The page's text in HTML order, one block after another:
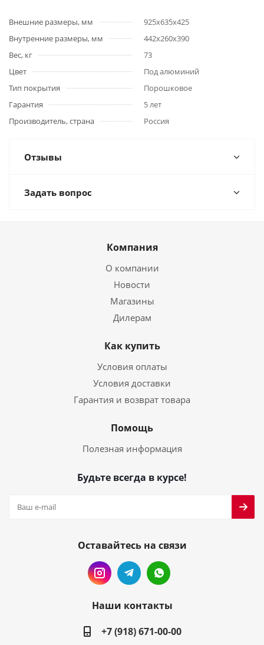
Внешние размеры, мм
925х635х425
Внутренние размеры, мм
442х260х390
Вес, кг
73
Цвет
Под алюминий
Тип покрытия
Порошковое
Гарантия
5 лет
Производитель, страна
Россия
Отзывы
Задать вопрос
Компания
О компании
Новости
Магазины
Дилерам
Как купить
Условия оплаты
Условия доставки
Гарантия и возврат товара
Помощь
Полезная информация
Будьте всегда в курсе!
Оставайтесь на связи
Наши контакты
+7 (918) 671-00-00